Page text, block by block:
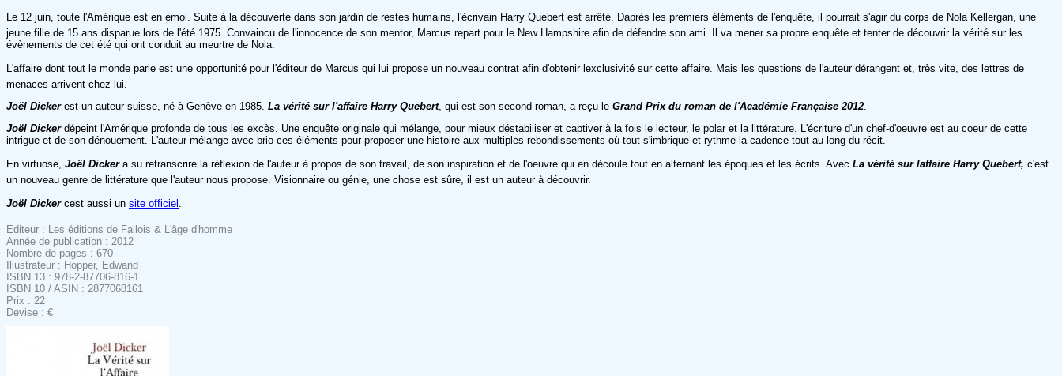
Le 12 juin, toute l'Amérique est en émoi. Suite à la découverte dans son jardin de restes humains, l'écrivain Harry Quebert est arrêté. Daprès les premiers éléments de l'enquête, il pourrait s'agir du corps de Nola Kellergan, une
jeune fille de 15 ans disparue lors de l'été 1975. Convaincu de l'innocence de son mentor, Marcus repart pour le New Hampshire afin de défendre son ami. Il va mener sa propre enquête et tenter de découvrir la vérité sur les
évènements de cet été qui ont conduit au meurtre de Nola.
L'affaire dont tout le monde parle est une opportunité pour l'éditeur de Marcus qui lui propose un nouveau contrat afin d'obtenir lexclusivité sur cette affaire. Mais les questions de l'auteur dérangent et, très vite, des lettres de
menaces arrivent chez lui.
Joël Dickerest un auteur suisse, né à Genève en 1985. La vérité sur l'affaire Harry Quebert, qui est son second roman, a reçu le Grand Prix du roman de l'Académie Française 2012
Joël Dickerdépeint l'Amérique profonde de tous les excès. Une enquête originale qui mélange, pour mieux déstabiliser et captiver à la fois le lecteur, le polar et la littérature. L'écriture d'un chef-d'oeuvre est au coeur de cette
intrigue et de son dénouement. L'auteur mélange avec brio ces éléments pour proposer une histoire aux multiples rebondissements où tout s'imbrique et rythme la cadence tout au long du récit.
En virtuose, Joël Dickera su retranscrire la réflexion de l'auteur à propos de son travail, de son inspiration et de l'oeuvre qui en découle tout en alternant les époques et les écrits. Avec La vérité sur laffaire Harry Quebert, c'est
un nouveau genre de littérature que l'auteur nous propose. Visionnaire ou génie, une chose est sûre, il est un auteur à découvrir.
Joël Dickercest aussi un site officiel
Editeur : Les éditions de Fallois & L'âge d'homme
Année de publication : 2012
Nombre de pages : 670
Illustrateur : Hopper, Edwand
ISBN 13 : 978-2-87706-816-1
ISBN 10 / ASIN : 2877068161
Prix : 22
Devise : €